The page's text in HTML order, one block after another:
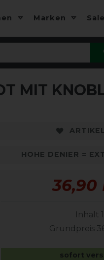
Marken Sale
MIT
HOHE DENIER =
36,90
Inhalt 1
Grundpreis
sofort